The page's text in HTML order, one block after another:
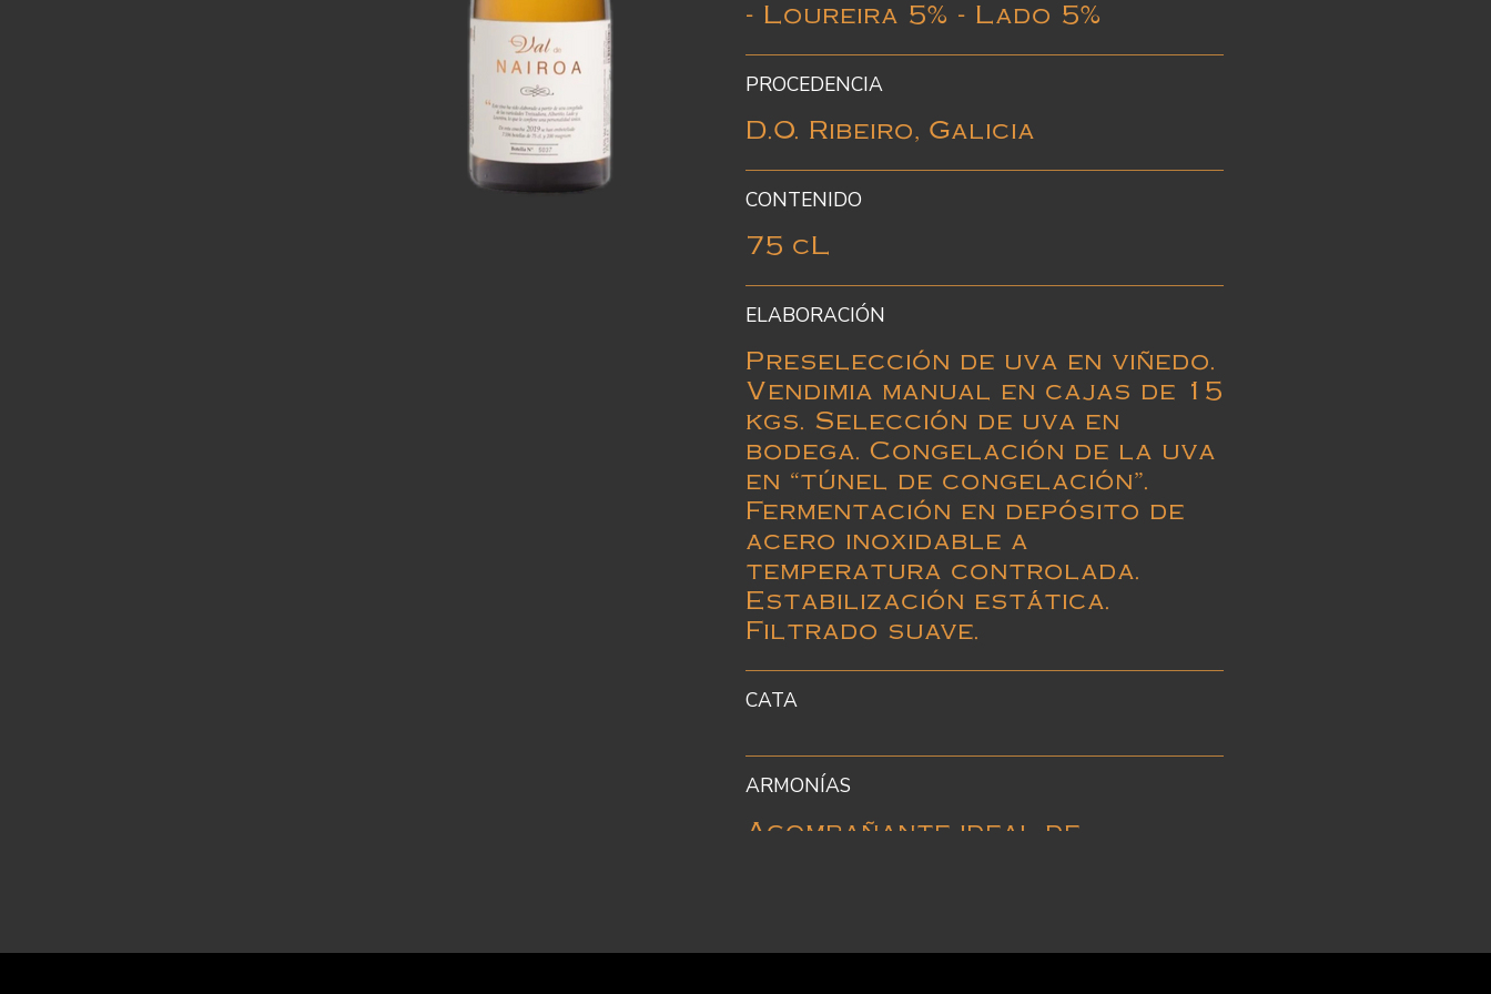
- Loureira 5% - Lado 5%
PROCEDENCIA
D.O. Ribeiro, Galicia
CONTENIDO
75 cL
ELABORACIÓN
Preselección de uva en viñedo.
Vendimia manual en cajas de 15
kgs. Selección de uva en
bodega. Congelación de la uva
en “túnel de congelación”.
Fermentación en depósito de
acero inoxidable a
temperatura controlada.
Estabilización estática.
Filtrado suave.
CATA
ARMONÍAS
Acompañante ideal de